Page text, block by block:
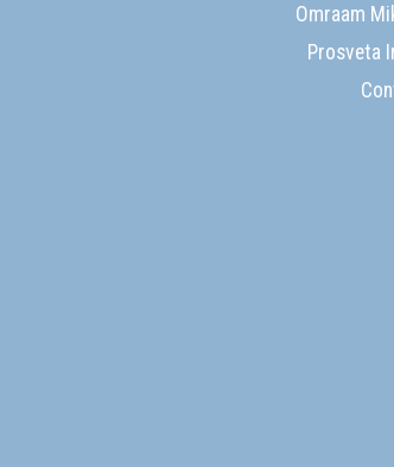
Omraam
Prosveta